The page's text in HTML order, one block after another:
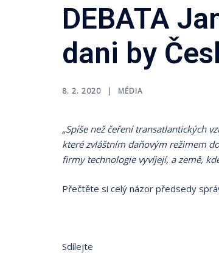
DEBATA
dani by
8. 2. 2020 MÉDIA
„Spíše než čeření transatlantických
které zvláštním daňovým režimem
firmy technologie vyvíjejí, a země,
Přečtěte si celý názor předsedy
Sdílejte